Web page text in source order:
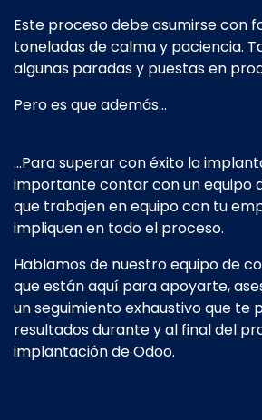
Este proceso debe asumirse con
toneladas de calma y paciencia.
algunas paradas y puestas en
Pero es que además…
…Para superar con éxito la
importante contar con un equipo
que trabajen en equipo con tu
impliquen en todo el proceso.
Hablamos de nuestro equipo de
que están aquí para apoyarte,
un seguimiento exhaustivo que te
resultados durante y al final del
implantación de Odoo.